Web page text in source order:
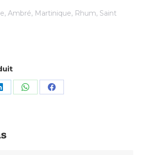
, Ambré, Martinique, Rhum, Saint
Share Share